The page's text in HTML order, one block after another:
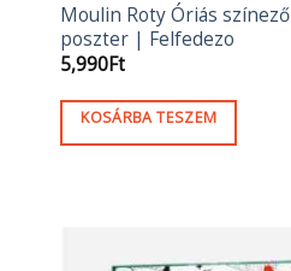
Moulin Roty Óriás színező
poszter | Felfedezo
5,990Ft
KOSÁRBA TESZEM